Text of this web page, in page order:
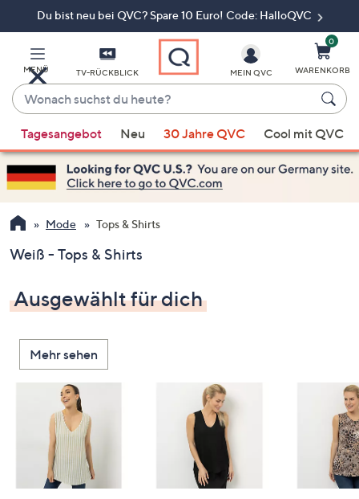
Du bist neu bei QVC? Spare 10 Euro! Code: HalloQVC
MENÜ TV-RÜCKBLICK
Wonach
suchst
du
heute?
Vorschläge
verfügbar
sind,
verwenden
Sie
Pfeiltasten
oben
und
nach
unten
oder
Touch-
Geräten
nach
MEIN QVC
0
WARENKORB
Tagesangebot Neu 30 Jahre QVC Cool mit QVC
Mode Tops & Shirts
Weiß - Tops & Shirts
Ausgewählt für dich
Mehr sehen